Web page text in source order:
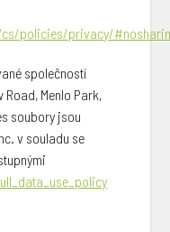
policies/privacy/
společností
Road, Menlo Park,
soubory jsou
v souladu se